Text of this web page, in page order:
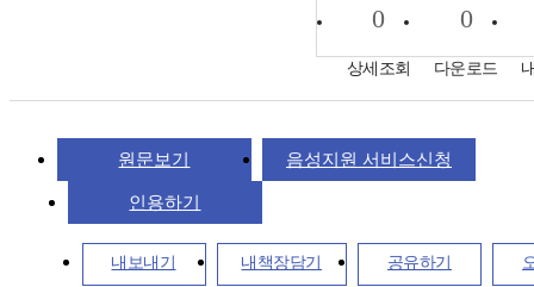
0
상세조회
0
다운로드
원문보기 음성지원 서비스신청
인용하기
내보내기 내책장담기 공유하기